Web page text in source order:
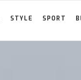
STYLE SPORT